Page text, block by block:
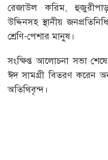
রেজাউল করিম,
উদ্দিনসহ স্থানীয়
শ্রেণি-পেশার মানুষ।
সংক্ষিপ্ত আলোচনা সভা
ঈদ সামগ্রী বিতরণ করেন
অতিথিবৃন্দ।